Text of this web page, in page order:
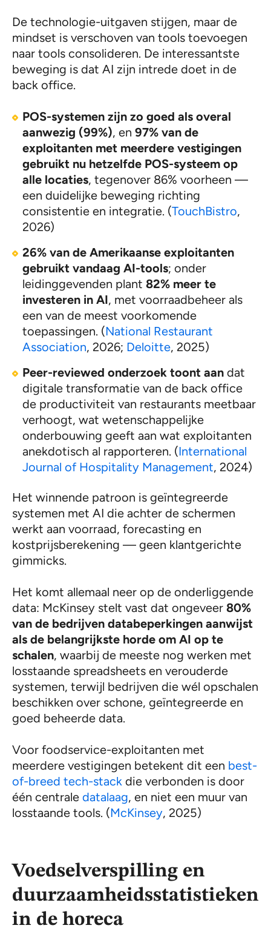
De technologie-uitgaven stijgen, maar de
mindset is verschoven van tools toevoegen
naar tools consolideren. De interessantste
beweging is dat AI zijn intrede doet in de
back office.
POS-systemen zijn zo goed als overal
aanwezig (99%), en 97% van de
exploitanten met meerdere vestigingen
gebruikt nu hetzelfde POS-systeem op
alle locaties, tegenover 86% voorheen —
een duidelijke beweging richting
consistentie en integratie. (TouchBistro,
2026)
26% van de Amerikaanse exploitanten
gebruikt vandaag AI-tools; onder
leidinggevenden plant 82% meer te
investeren in AI, met voorraadbeheer als
een van de meest voorkomende
toepassingen. (National Restaurant
Association, 2026; Deloitte, 2025)
Peer-reviewed onderzoek toont aan dat
digitale transformatie van de back office
de productiviteit van restaurants meetbaar
verhoogt, wat wetenschappelijke
onderbouwing geeft aan wat exploitanten
anekdotisch al rapporteren. (International
Journal of Hospitality Management, 2024)
Het winnende patroon is geïntegreerde
systemen met AI die achter de schermen
werkt aan voorraad, forecasting en
kostprijsberekening — geen klantgerichte
gimmicks.
Het komt allemaal neer op de onderliggende
data: McKinsey stelt vast dat ongeveer 80%
van de bedrijven databeperkingen aanwijst
als de belangrijkste horde om AI op te
schalen, waarbij de meeste nog werken met
losstaande spreadsheets en verouderde
systemen, terwijl bedrijven die wél opschalen
beschikken over schone, geïntegreerde en
goed beheerde data.
Voor foodservice-exploitanten met
meerdere vestigingen betekent dit een best-
of-breed tech-stack die verbonden is door
één centrale datalaag, en niet een muur van
losstaande tools. (McKinsey, 2025)
Voedselverspilling en
duurzaamheidsstatistieken
in de horeca